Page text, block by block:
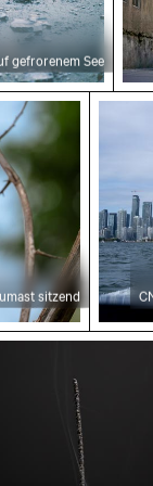
gefrorenem See
hervor
Baumast
sitzend
CN